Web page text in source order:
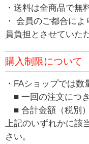
・送料は全商品で無
・ 会員のご都合に
員負担とさせていた
購入制限について
・FAショップでは
■ 一回の注文につ
■ 合計金額（税別
上記のいずれかに該
さい。